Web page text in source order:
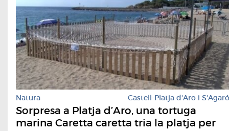
Natura Castell-Platja d'Aro i S'Agaró
Sorpresa a Platja d’Aro, una tortuga
marina Caretta caretta tria la platja per